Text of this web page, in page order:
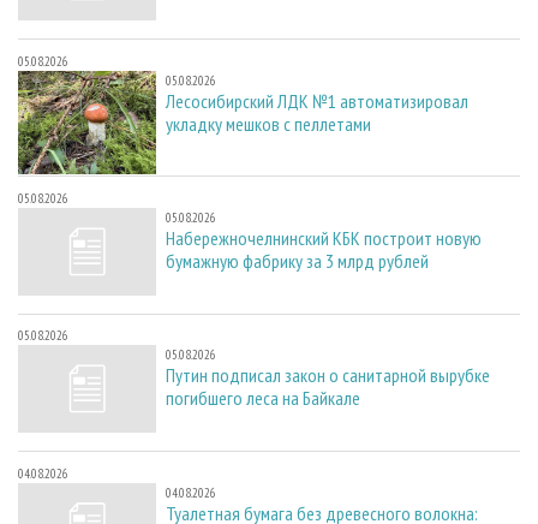
05.08.2026
05.08.2026
Лесосибирский ЛДК №1 автоматизировал
укладку мешков с пеллетами
05.08.2026
05.08.2026
Набережночелнинский КБК построит новую
бумажную фабрику за 3 млрд рублей
05.08.2026
05.08.2026
Путин подписал закон о санитарной вырубке
погибшего леса на Байкале
04.08.2026
04.08.2026
Туалетная бумага без древесного волокна: